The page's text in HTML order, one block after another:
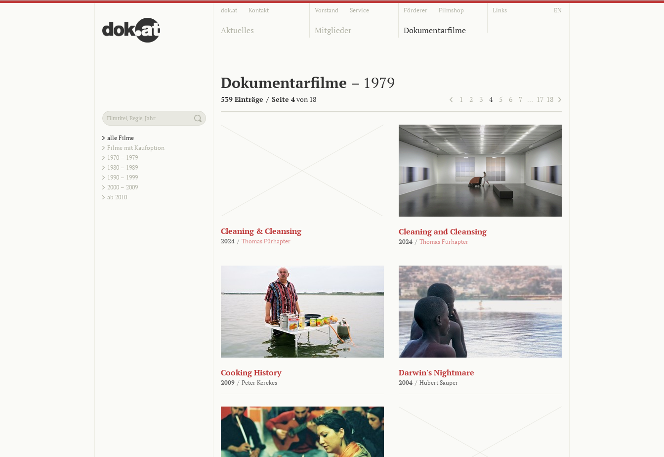
dok.at Kontakt Vorstand Service Förderer Filmshop Links EN
Aktuelles Mitglieder Dokumentarfilme
Dokumentarfilme – 1979
539 Einträge / Seite 4von 18 1 2 3 4 5 6 7 … 17 18
alle Filme
Filme mit Kaufoption
1970 – 1979
1980 – 1989
1990 – 1999
2000 – 2009
ab 2010
Cleaning & Cleansing
2024 / Thomas Fürhapter
Cleaning and Cleansing
2024 / Thomas Fürhapter
Cooking History
2009 / Peter Kerekes
Darwin's Nightmare
2004 / Hubert Sauper